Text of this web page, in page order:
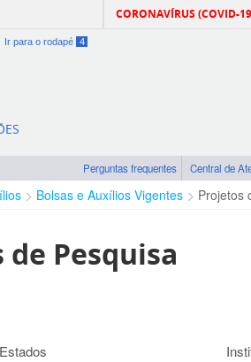
CORONAVÍRUS (COVID-
Ir para o rodapé 4
Perguntas frequentes Central de
Bolsas e Auxílios Vigentes Projetos
Pesquisa
Estados